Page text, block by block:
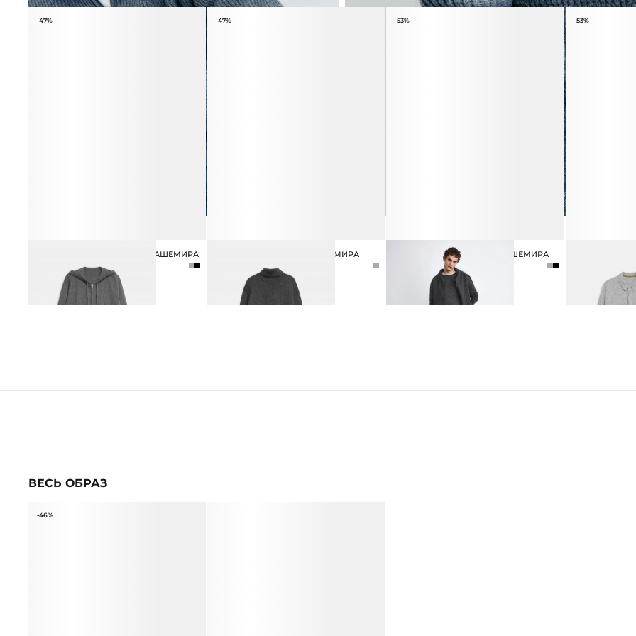
ВЕСЬ ОБРАЗ
-46%
-47%
ТОЛСТОВКА ИЗ ШЕРСТИ И КАШЕМИРА
16 990 ₽
-47%
СВИТЕР ИЗ ШЕРСТИ И КАШЕМИРА
-53%
ДЖЕМПЕР ИЗ ШЕРСТИ И КАШЕМИРА
14 990 ₽
-53%
КАШЕМИРА
6 990 ₽ 14 990 ₽